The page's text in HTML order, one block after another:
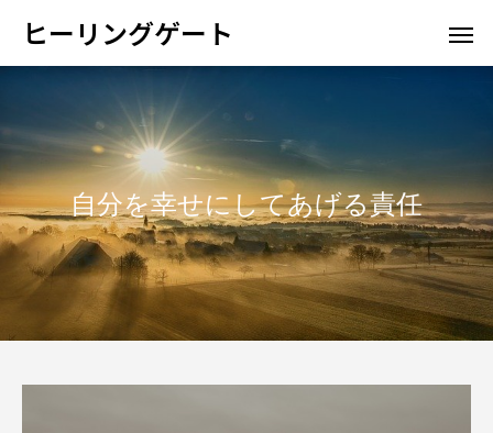
ヒーリングゲート
自分を幸せにしてあげる責任